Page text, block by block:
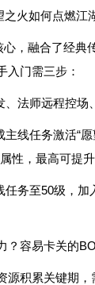
心，融合了经
入门需三步：
法师远程控场
线任务激活“
性，最高可提升
任务至50级，
？容易卡关的
源积累关键期，